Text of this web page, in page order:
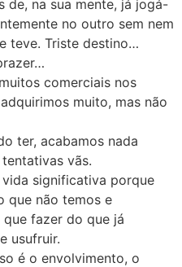
de, na sua mente, já jogá-
no outro sem nem
teve. Triste destino…
comerciais nos
muito, mas não
ter, acabamos nada
vãs.
significativa porque
que não temos e
fazer do que já
usufruir.
é o envolvimento, o